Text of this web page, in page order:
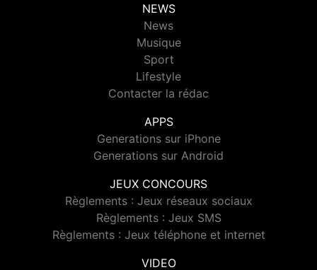
NEWS
News
Musique
Sport
Lifestyle
Contacter la rédac
APPS
Generations sur iPhone
Generations sur Android
JEUX CONCOURS
Règlements : Jeux réseaux sociaux
Règlements : Jeux SMS
Règlements : Jeux téléphone et internet
VIDEO